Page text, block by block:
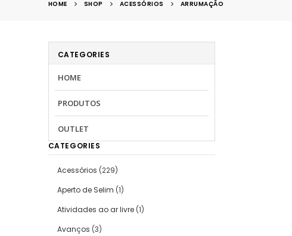
HOME SHOP ACESSÓRIOS ARRUMAÇÃO
CATEGORIES
HOME
PRODUTOS
OUTLET
CATEGORIES
Acessórios (229)
Aperto de Selim (1)
Atividades ao ar livre (1)
Avanços (3)